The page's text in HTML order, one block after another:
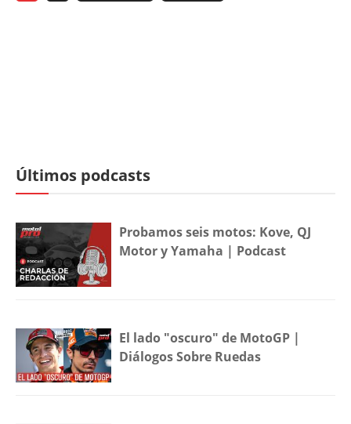
Últimos podcasts
Probamos seis motos: Kove, QJ
Motor y Yamaha | Podcast
El lado "oscuro" de MotoGP |
Diálogos Sobre Ruedas